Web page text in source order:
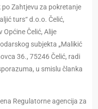
Zahtjevu za pokretanje
turs“ d.o.o. Čelić,
Općine Čelić, Alije
subjekta „Malikić
36., 75246 Čelić, radi
u smislu članka
Regulatorne agencija za